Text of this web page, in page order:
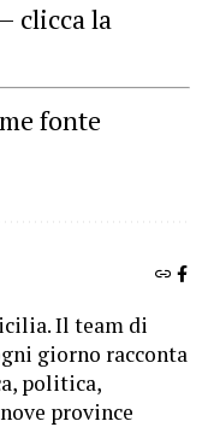
clicca la
fonte
Il team di
giorno racconta
politica,
province